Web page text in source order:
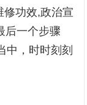
修功效,政治宣
后一个步骤
中，时时刻刻